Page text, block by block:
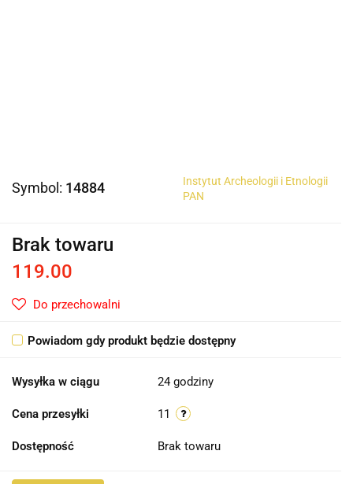
Symbol: 14884
Instytut Archeologii i Etnologii
PAN
Brak towaru
119.00
Do przechowalni
Powiadom gdy produkt będzie dostępny
Wysyłka w ciągu 24 godziny
Cena przesyłki 11
Dostępność Brak towaru